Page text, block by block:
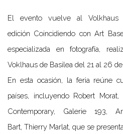
El evento vuelve al Volkhaus
edición Coincidiendo con Art
especializada en fotografía,
Voklhaus de Basilea del 21 al 26
En esta ocasión, la feria reúne
países, incluyendo Robert Morat,
Contemporary, Galerie 193,
Bart, Thierry Marlat, que se